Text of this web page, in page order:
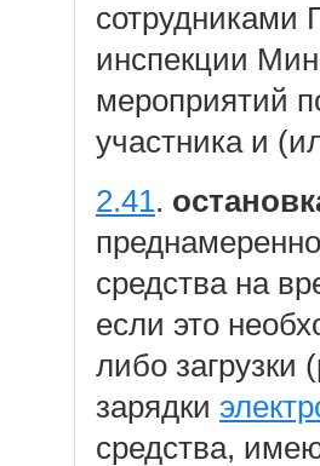
сотрудниками
инспекции
мероприятий
участника и
2.41.
средства на
если это
либо загрузки
зарядки
средства,